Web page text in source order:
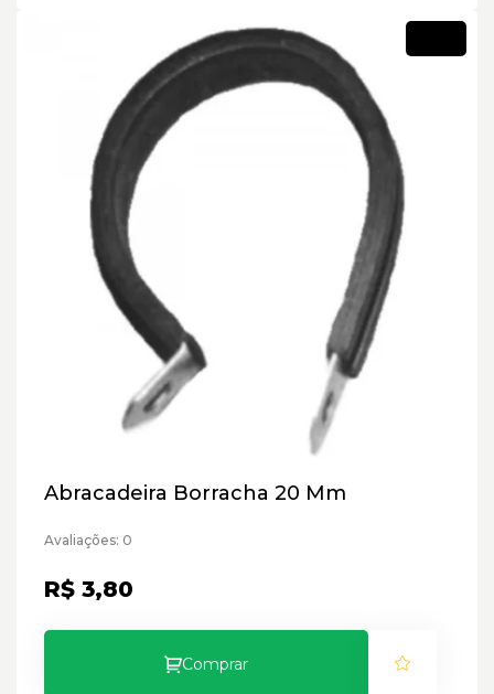
Abracadeira Borracha 20 Mm
Avaliações: 0
R$ 3,80
Comprar